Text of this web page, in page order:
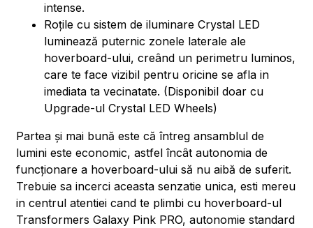
intense.
Roțile cu sistem de iluminare Crystal LED
luminează puternic zonele laterale ale
hoverboard-ului, creând un perimetru luminos,
care te face vizibil pentru oricine se afla in
imediata ta vecinatate. (Disponibil doar cu
Upgrade-ul Crystal LED Wheels)
Partea și mai bună este că întreg ansamblul de
lumini este economic, astfel încât autonomia de
funcționare a hoverboard-ului să nu aibă de suferit.
Trebuie sa incerci aceasta senzatie unica, esti mereu
in centrul atentiei cand te plimbi cu hoverboard-ul
Transformers Galaxy Pink PRO, autonomie standard